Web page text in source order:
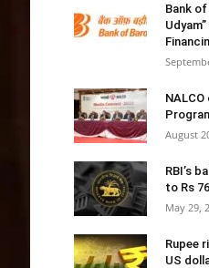
Bank
August
RBI’s
to Rs
May 29,
Rupee
US